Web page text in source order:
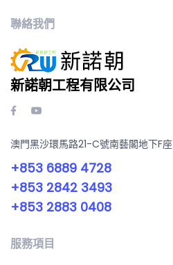
聯絡我們
新諾朝工程有限公司
澳門黑沙環馬路21-C號南藝閣地下F座
+853 6889 4728
+853 2842 3493
+853 2883 0408
服務項目